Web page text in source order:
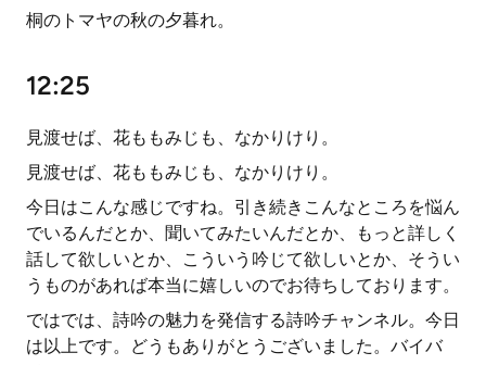
桐のトマヤの秋の夕暮れ。
12:25
見渡せば、花ももみじも、なかりけり。
見渡せば、花ももみじも、なかりけり。
今日はこんな感じですね。引き続きこんなところを悩ん
でいるんだとか、聞いてみたいんだとか、もっと詳しく
話して欲しいとか、こういう吟じて欲しいとか、そうい
うものがあれば本当に嬉しいのでお待ちしております。
ではでは、詩吟の魅力を発信する詩吟チャンネル。今日
は以上です。どうもありがとうございました。バイバ